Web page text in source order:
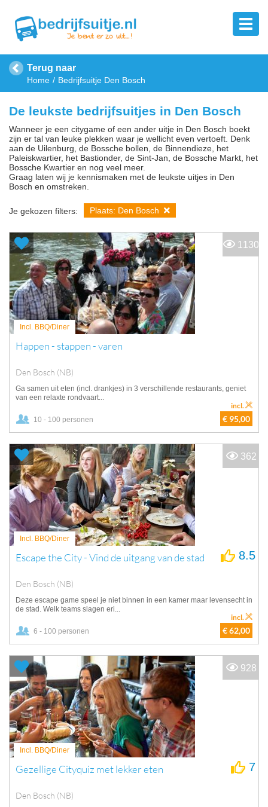
Terug naar
Home Bedrijfsuitje Den Bosch
De leukste bedrijfsuitjes in Den Bosch
Wanneer je een citygame of een ander uitje in Den Bosch boekt
zijn er tal van leuke plekken waar je wellicht even vertoeft. Denk
aan de Uilenburg, de Bossche bollen, de Binnendieze, het
Paleiskwartier, het Bastionder, de Sint-Jan, de Bossche Markt, het
Bossche Kwartier en nog veel meer.
Graag laten wij je kennismaken met de leukste uitjes in Den
Bosch en omstreken.
Je gekozen filters: Plaats: Den Bosch
Incl. BBQ/Diner
Happen - stappen - varen
Den Bosch (NB)
Ga samen uit eten (incl. drankjes) in 3 verschillende restaurants, geniet
van een relaxte rondvaart...
10 - 100 personen € 95,00
incl.
1130
Incl. BBQ/Diner
Escape the City - Vind de uitgang van de stad
Den Bosch (NB)
8.5
Deze escape game speel je niet binnen in een kamer maar levensecht in
de stad. Welk teams slagen eri...
6 - 100 personen € 62,00
incl.
362
Incl. BBQ/Diner
Gezellige Cityquiz met lekker eten
Den Bosch (NB)
7
928